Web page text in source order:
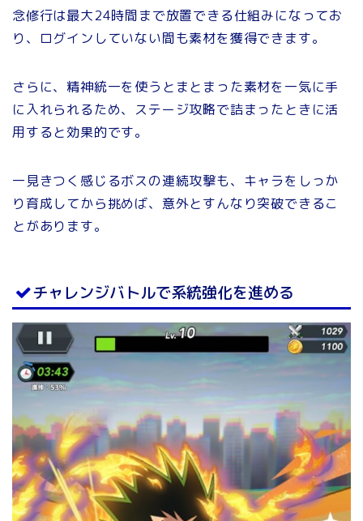
念修行は最大24時間まで放置できる仕組みになってお
り、ログインしていない間も素材を獲得できます。
さらに、精神統一を使うとまとまった素材を一気に手
に入れられるため、ステージ攻略で詰まったときに活
用すると効果的です。
一見きつく感じるボスの連続攻撃も、キャラをしっか
り育成してから挑めば、意外とすんなり突破できるこ
とがあります。
チャレンジバトルで系統強化を進める